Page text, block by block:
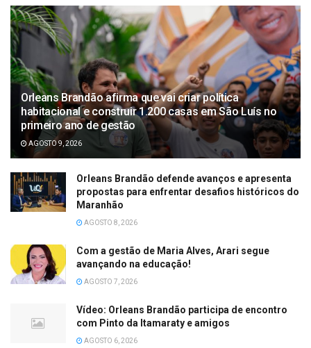
Orleans Brandão afirma que vai criar política
habitacional e construir 1.200 casas em São Luís no
primeiro ano de gestão
AGOSTO 9, 2026
Orleans Brandão defende avanços e apresenta
propostas para enfrentar desafios históricos do
Maranhão
AGOSTO 8, 2026
Com a gestão de Maria Alves, Arari segue
avançando na educação!
AGOSTO 7, 2026
Vídeo: Orleans Brandão participa de encontro
com Pinto da Itamaraty e amigos
AGOSTO 6, 2026